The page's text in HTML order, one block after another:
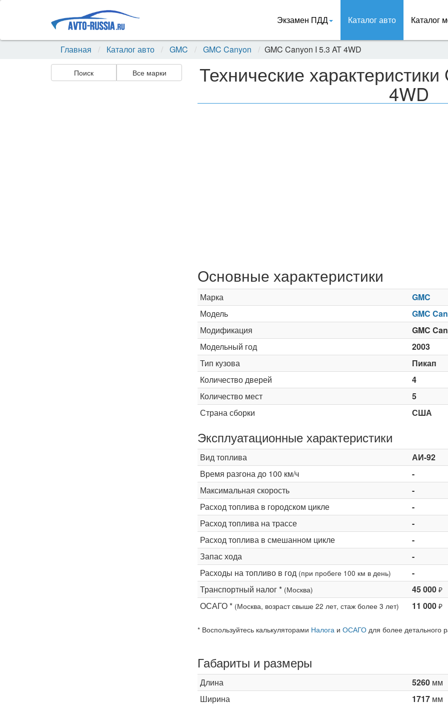
Экзамен ПДД Каталог авто Каталог
Главная Каталог авто GMC GMC Canyon GMC Canyon I 5.3 AT 4WD
Поиск Все марки Технические
4WD
Основные характеристики
Марка
GMC
Модель
GMC
Модификация
GMC
Модельный год
2003
Тип кузова
Пикап
Количество дверей
4
Количество мест
5
Страна сборки
США
Эксплуатационные характеристики
Вид топлива
АИ-92
Время разгона до 100 км/ч
-
Максимальная скорость
-
Расход топлива в городском цикле
-
Расход топлива на трассе
-
Расход топлива в смешанном цикле
-
Запас хода
-
Расходы на топливо в год (при пробеге 100 км в день)
-
Транспортный налог * (Москва) 45 000 ₽
ОСАГО * (Москва, возраст свыше 22 лет, стаж более 3 лет) 11 000 ₽
* Воспользуйтесь калькуляторами Налогаи ОСАГОдля более детального
Габариты и размеры
Длина 5260мм
Ширина
1717мм